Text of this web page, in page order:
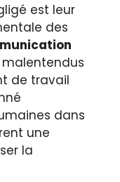
est leur
des
malentendus
de travail
dans
une
la